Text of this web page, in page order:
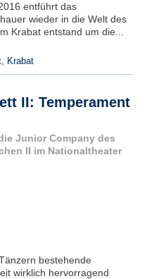
entführt das
wieder in die Welt des
Krabat entstand um die...
, Krabat
II: Temperament
Junior Company des
II im Nationaltheater
bestehende
wirklich hervorragend